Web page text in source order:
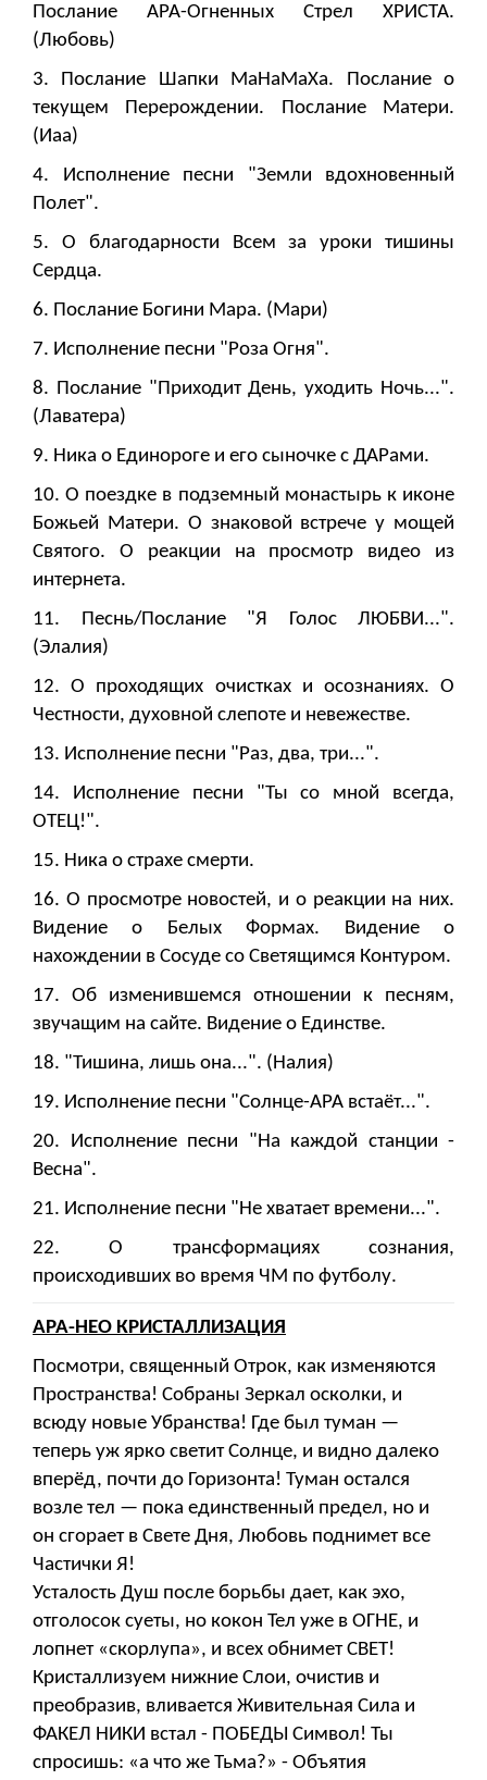
Послание АРА-Огненных Стрел ХРИСТА.
(Любовь)
3. Послание Шапки МаНаМаХа. Послание о
текущем Перерождении. Послание Матери.
(Иаа)
4. Исполнение песни "Земли вдохновенный
Полет".
5. О благодарности Всем за уроки тишины
Сердца.
6. Послание Богини Мара. (Мари)
7. Исполнение песни "Роза Огня".
8. Послание "Приходит День, уходить Ночь...".
(Лаватера)
9. Ника о Единороге и его сыночке с ДАРами.
10. О поездке в подземный монастырь к иконе
Божьей Матери. О знаковой встрече у мощей
Святого. О реакции на просмотр видео из
интернета.
11. Песнь/Послание "Я Голос ЛЮБВИ...".
(Элалия)
12. О проходящих очистках и осознаниях. О
Честности, духовной слепоте и невежестве.
13. Исполнение песни "Раз, два, три...".
14. Исполнение песни "Ты со мной всегда,
ОТЕЦ!".
15. Ника о страхе смерти.
16. О просмотре новостей, и о реакции на них.
Видение о Белых Формах. Видение о
нахождении в Сосуде со Светящимся Контуром.
17. Об изменившемся отношении к песням,
звучащим на сайте. Видение о Единстве.
18. "Тишина, лишь она...". (Налия)
19. Исполнение песни "Солнце-АРА встаёт...".
20. Исполнение песни "На каждой станции -
Весна".
21. Исполнение песни "Не хватает времени...".
22. О трансформациях сознания,
происходивших во время ЧМ по футболу.
АРА-НЕО КРИСТАЛЛИЗАЦИЯ
Посмотри, священный Отрок, как изменяются
Пространства! Собраны Зеркал осколки, и
всюду новые Убранства! Где был туман —
теперь уж ярко светит Солнце, и видно далеко
вперёд, почти до Горизонта! Туман остался
возле тел — пока единственный предел, но и
он сгорает в Свете Дня, Любовь поднимет все
Частички Я!
Усталость Душ после борьбы дает, как эхо,
отголосок суеты, но кокон Тел уже в ОГНЕ, и
лопнет «скорлупа», и всех обнимет СВЕТ!
Кристаллизуем нижние Слои, очистив и
преобразив, вливается Живительная Сила и
ФАКЕЛ НИКИ встал - ПОБЕДЫ Символ! Ты
спросишь: «а что же Тьма?» - Объятия